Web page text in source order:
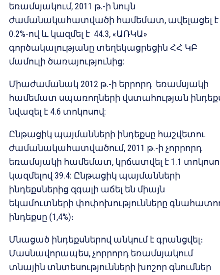
եռամսյակում, 2011 թ.-ի նույն
ժամանակահատվածի համեմատ, ավելացել է
0.2%-ով և կազմել է 44.3, «ԱՌԿԱ»
գործակալությանը տեղեկացրեցին ՀՀ ԿԲ
մամուլի ծառայությունից:
Միաժամանակ 2012 թ.-ի երրորդ եռամսյակի
համեմատ սպառողների վստահության
նվազել է 4.6 տոկոսով:
Ընթացիկ պայմանների ինդեքսը հաշվետու
ժամանակահատվածում, 2011 թ.-ի չորրորդ
եռամսյակի համեմատ, կրճատվել է 1.1
կազմելով 39.4: Ընթացիկ պայմանների
ինդեքսներից զգալի աճել են միայն
եկամուտների փոփոխությունները
ինդեքսը (1,4%)։
Մնացած ինդեքսներով անկում է գրանցվել։
Մասնավորապես, չորրորդ եռամսյակում
տնային տնտեսությունների խոշոր գնումներ